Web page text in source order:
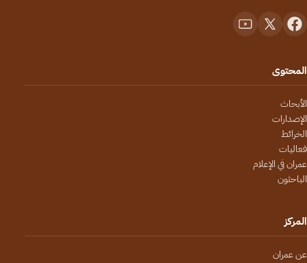
المحتوى
الأبحاث
الإصدارات
الخرائط
فعاليات
عمران في الإعلام
الباحثون
المركز
عن عمران